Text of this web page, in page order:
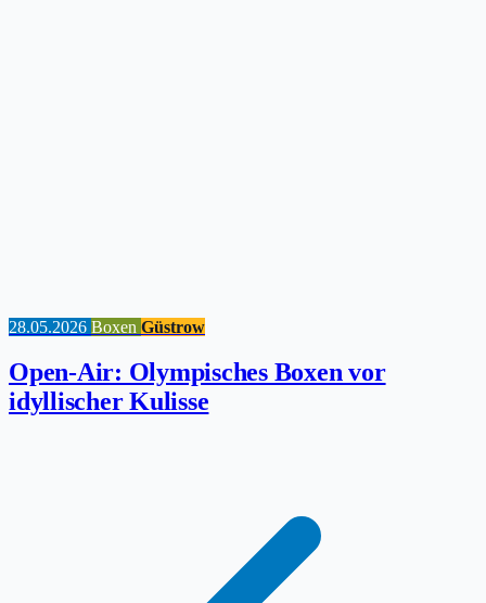
28.05.2026 Boxen Güstrow
Open-Air: Olympisches Boxen vor
idyllischer Kulisse